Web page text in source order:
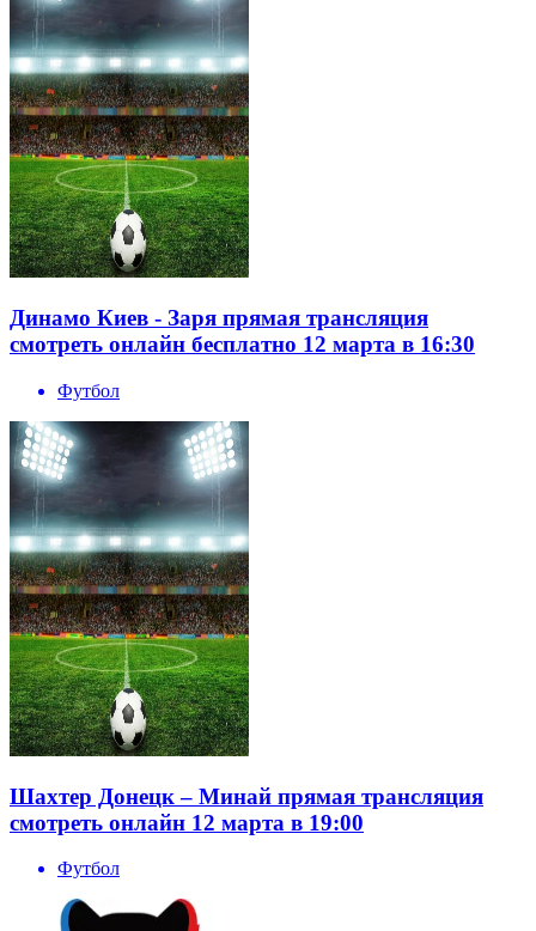
Динамо Киев - Заря прямая трансляция
смотреть онлайн бесплатно 12 марта в 16:30
Футбол
Шахтер Донецк – Минай прямая трансляция
смотреть онлайн 12 марта в 19:00
Футбол